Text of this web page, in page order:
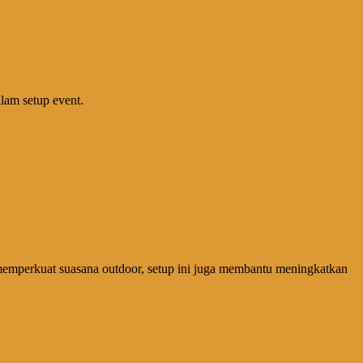
setup event.
suasana outdoor, setup ini juga membantu meningkatkan